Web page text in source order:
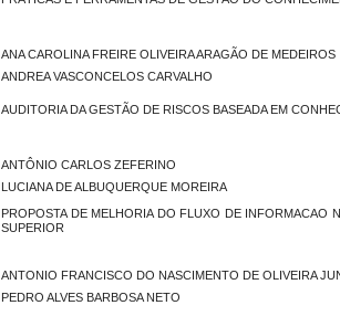
ANA CAROLINA FREIRE OLIVEIRA ARAGÃO DE MEDEIROS
ANDREA VASCONCELOS CARVALHO
AUDITORIA DA GESTÃO DE RISCOS BASEADA EM
ANTÔNIO CARLOS ZEFERINO
LUCIANA DE ALBUQUERQUE MOREIRA
PROPOSTA DE MELHORIA DO FLUXO DE INFORMACAO
SUPERIOR
ANTONIO FRANCISCO DO NASCIMENTO DE OLIVEIRA
PEDRO ALVES BARBOSA NETO